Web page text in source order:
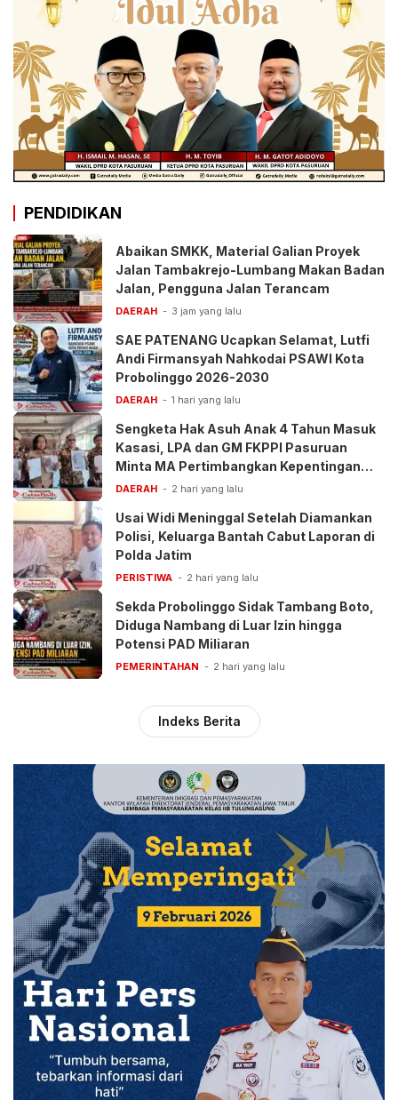
PENDIDIKAN
Abaikan SMKK, Material Galian Proyek
Jalan Tambakrejo-Lumbang Makan Badan
Jalan, Pengguna Jalan Terancam
DAERAH 3 jam yang lalu
SAE PATENANG Ucapkan Selamat, Lutfi
Andi Firmansyah Nahkodai PSAWI Kota
Probolinggo 2026-2030
DAERAH 1 hari yang lalu
Sengketa Hak Asuh Anak 4 Tahun Masuk
Kasasi, LPA dan GM FKPPI Pasuruan
Minta MA Pertimbangkan Kepentingan
Anak
DAERAH 2 hari yang lalu
Usai Widi Meninggal Setelah Diamankan
Polisi, Keluarga Bantah Cabut Laporan di
Polda Jatim
PERISTIWA 2 hari yang lalu
Sekda Probolinggo Sidak Tambang Boto,
Diduga Nambang di Luar Izin hingga
Potensi PAD Miliaran
PEMERINTAHAN 2 hari yang lalu
Indeks Berita